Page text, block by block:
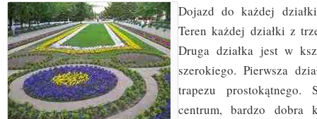
Dojazd do każdej
Teren każdej działki z
Druga działka jest w
szerokiego. Pierwsza
trapezu prostokątnego.
centrum, bardzo dobra